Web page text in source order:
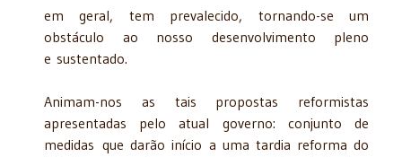
em geral, tem prevalecido, tornando-se um
obstáculo ao nosso desenvolvimento pleno
e sustentado.
Animam-nos as tais propostas reformistas
apresentadas pelo atual governo: conjunto de
medidas que darão início a uma tardia reforma do